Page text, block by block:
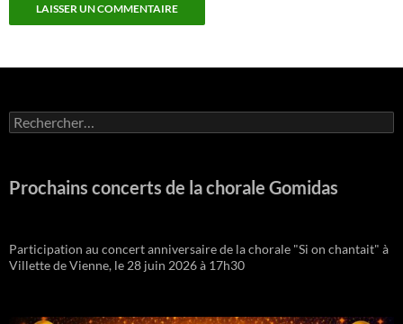
Rechercher :
Prochains concerts de la chorale Gomidas
Participation au concert anniversaire de la chorale "Si on chantait" à
Villette de Vienne, le 28 juin 2026 à 17h30